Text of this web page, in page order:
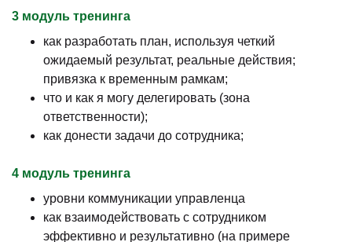
3 модуль тренинга
как разработать план, используя четкий
ожидаемый результат, реальные действия;
привязка к временным рамкам;
что и как я могу делегировать (зона
ответственности);
как донести задачи до сотрудника;
4 модуль тренинга
уровни коммуникации управленца
как взаимодействовать с сотрудником
эффективно и результативно (на примере